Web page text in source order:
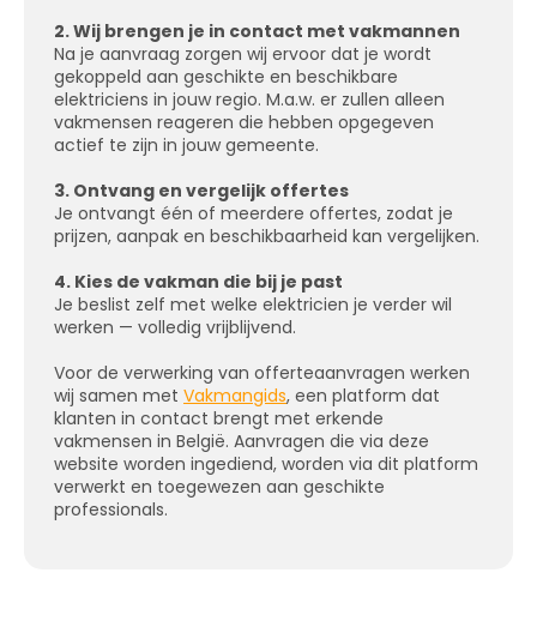
2. Wij brengen je in contact met vakmannen
Na je aanvraag zorgen wij ervoor dat je wordt
gekoppeld aan geschikte en beschikbare
elektriciens in jouw regio. M.a.w. er zullen alleen
vakmensen reageren die hebben opgegeven
actief te zijn in jouw gemeente.
3. Ontvang en vergelijk offertes
Je ontvangt één of meerdere offertes, zodat je
prijzen, aanpak en beschikbaarheid kan vergelijken.
4. Kies de vakman die bij je past
Je beslist zelf met welke elektricien je verder wil
werken — volledig vrijblijvend.
Voor de verwerking van offerteaanvragen werken
wij samen met Vakmangids, een platform dat
klanten in contact brengt met erkende
vakmensen in België. Aanvragen die via deze
website worden ingediend, worden via dit platform
verwerkt en toegewezen aan geschikte
professionals.